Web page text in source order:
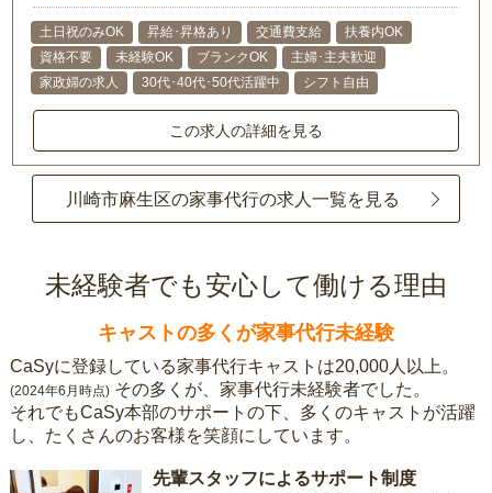
土日祝のみOK 昇給･昇格あり 交通費支給
扶養内OK
資格不要
未経験OK ブランクOK
主婦･主夫歓迎
家政婦の求人
30代･40代･50代活躍中 シフト自由
この求人の詳細を見る
川崎市麻生区の家事代行の求人一覧を見る
未経験者でも安心して働ける理由
キャストの多くが家事代行未経験
CaSyに登録している家事代行キャストは20,000人以上。
(2024年6月時点) その多くが、家事代行未経験者でした。
それでもCaSy本部のサポートの下、多くのキャストが活躍
し、たくさんのお客様を笑顔にしています。
先輩スタッフによるサポート制度